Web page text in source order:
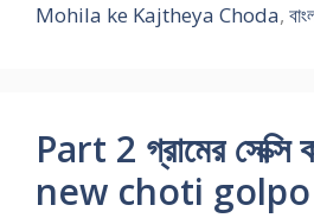
Mohila ke Kajtheya Choda,
Part 2 গ্রামের সেক্সি
new choti golpo